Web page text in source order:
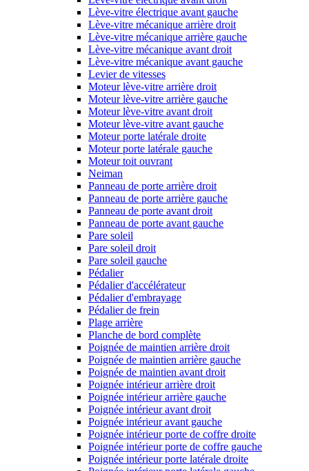
Lève-vitre électrique avant gauche
Lève-vitre mécanique arrière droit
Lève-vitre mécanique arrière gauche
Lève-vitre mécanique avant droit
Lève-vitre mécanique avant gauche
Levier de vitesses
Moteur lève-vitre arrière droit
Moteur lève-vitre arrière gauche
Moteur lève-vitre avant droit
Moteur lève-vitre avant gauche
Moteur porte latérale droite
Moteur porte latérale gauche
Moteur toit ouvrant
Neiman
Panneau de porte arrière droit
Panneau de porte arrière gauche
Panneau de porte avant droit
Panneau de porte avant gauche
Pare soleil
Pare soleil droit
Pare soleil gauche
Pédalier
Pédalier d'accélérateur
Pédalier d'embrayage
Pédalier de frein
Plage arrière
Planche de bord complète
Poignée de maintien arrière droit
Poignée de maintien arrière gauche
Poignée de maintien avant droit
Poignée intérieur arrière droit
Poignée intérieur arrière gauche
Poignée intérieur avant droit
Poignée intérieur avant gauche
Poignée intérieur porte de coffre droite
Poignée intérieur porte de coffre gauche
Poignée intérieur porte latérale droite